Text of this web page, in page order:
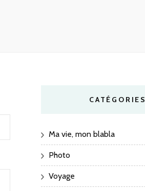
CATÉGORIES
Ma vie, mon blabla
Photo
Voyage